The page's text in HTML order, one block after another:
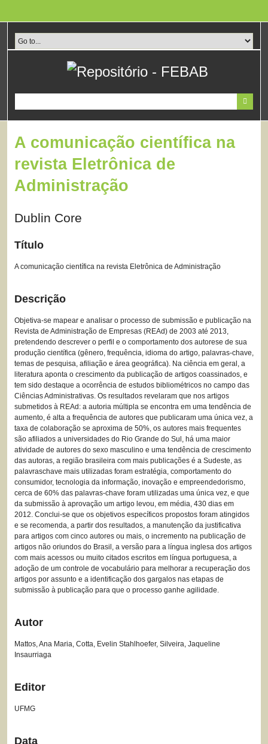
conteúdo
principal
A comunicação científica na
revista Eletrônica de
Administração
Dublin Core
Título
A comunicação científica na revista Eletrônica de Administração
Descrição
Objetiva-se mapear e analisar o processo de submissão e publicação na
Revista de Administração de Empresas (REAd) de 2003 até 2013,
pretendendo descrever o perfil e o comportamento dos autorese de sua
produção científica (gênero, frequência, idioma do artigo, palavras-chave,
temas de pesquisa, afiliação e área geográfica). Na ciência em geral, a
literatura aponta o crescimento da publicação de artigos coassinados, e
tem sido destaque a ocorrência de estudos bibliométricos no campo das
Ciências Administrativas. Os resultados revelaram que nos artigos
submetidos à REAd: a autoria múltipla se encontra em uma tendência de
aumento, é alta a frequência de autores que publicaram uma única vez, a
taxa de colaboração se aproxima de 50%, os autores mais frequentes
são afiliados a universidades do Rio Grande do Sul, há uma maior
atividade de autores do sexo masculino e uma tendência de crescimento
das autoras, a região brasileira com mais publicações é a Sudeste, as
palavraschave mais utilizadas foram estratégia, comportamento do
consumidor, tecnologia da informação, inovação e empreendedorismo,
cerca de 60% das palavras-chave foram utilizadas uma única vez, e que
da submissão à aprovação um artigo levou, em média, 430 dias em
2012. Conclui-se que os objetivos específicos propostos foram atingidos
e se recomenda, a partir dos resultados, a manutenção da justificativa
para artigos com cinco autores ou mais, o incremento na publicação de
artigos não oriundos do Brasil, a versão para a língua inglesa dos artigos
com mais acessos ou muito citados escritos em língua portuguesa, a
adoção de um controle de vocabulário para melhorar a recuperação dos
artigos por assunto e a identificação dos gargalos nas etapas de
submissão à publicação para que o processo ganhe agilidade.
Autor
Mattos, Ana Maria, Cotta, Evelin Stahlhoefer, Silveira, Jaqueline
Insaurriaga
Editor
UFMG
Data